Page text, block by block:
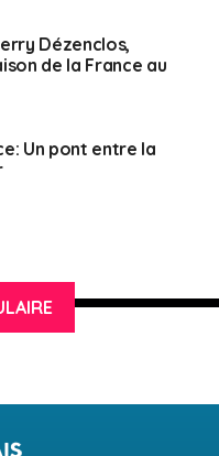
Dézenclos,
de la France au
Un pont entre la